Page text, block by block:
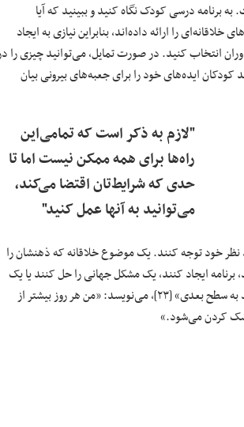
برنامه درسی کودک نگاه کنید و ببینید که آیا
را ارائه داده‌اند، بنابراین نیازی به ایجاد
داوران انتخاب کنید. در صورت تمایل، می‌توانید چیزی را
ایده‌های خود را برای جعبه‌های بیرونی بیان
"لازم به ذکر است که تمامی‌این
راه‌ها برای همه ممکن نیست اما تا
حدی که شرایط‌تان اقتضا می‌کند،
می‌توانید به آنها عمل کنید"
خود توجه کنند. یک موضوع خلاقانه که ذهنشان را
ایجاد کنند، یک مشکل جهانی را حل کنند یا یک
بسازند؟ دان ورتیک[۲۲]، نویسنده کتاب «نابغه خالص: ایجاد فرهنگ همکاری و بردن ۲۰ درصد به سطح بعدی» [۲۳]، می‌نویسد: «من هر روز بیشتر از
کردن می‌شود.»